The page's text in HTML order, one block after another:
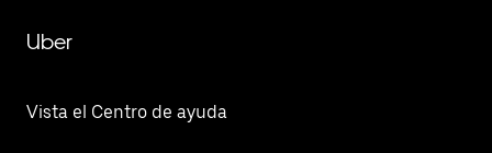
Uber
Vista el Centro de ayuda